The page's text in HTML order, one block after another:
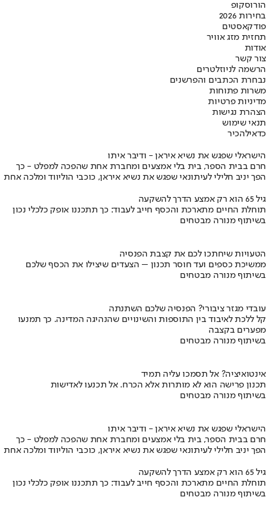
הורוסקופ
בחירות 2026
פודקאסטים
תחזית מזג אוויר
אודות
צור קשר
הרשמה לניוזלטרים
נבחרת הכתבים והפרשנים
משרות פתוחות
מדיניות פרטיות
הצהרת נגישות
תנאי שימוש
כדאילהכיר
הישראלי שפגש את נשיא איראן - ודיבר איתו
חרם בבית הספר, בית בלי אמצעים ומחברת אחת שהפכה למפלט - כך
הפך יניב חלילי לעיתונאי שפגש את נשיא איראן, כוכבי הוליווד ומלכה אחת
גיל 65 הוא רק אמצע הדרך להשקעה
תוחלת החיים מתארכת והכסף חייב לעבוד: כך תתכננו אופק כלכלי נכון
בשיתוף מנורה מבטחים
הטעויות שיחתכו לכם את קצבת הפנסיה
ממשיכת כספים ועד חוסר תכנון – הצעדים שיצילו את הכסף שלכם
בשיתוף מנורה מבטחים
עובדי מגזר ציבורי? הפנסיה שלכם השתנתה
קל ללכת לאיבוד בין התוספות והשינויים שהנהיגה המדינה. כך תמנעו
מפערים בקצבה
בשיתוף מנורה מבטחים
אינטואיציה? אל תסמכו עליה תמיד
תכנון פרישה הוא לא מותרות אלא הכרח. אל תכנעו לאדישות
בשיתוף מנורה מבטחים
הישראלי שפגש את נשיא איראן - ודיבר איתו
חרם בבית הספר, בית בלי אמצעים ומחברת אחת שהפכה למפלט - כך
הפך יניב חלילי לעיתונאי שפגש את נשיא איראן, כוכבי הוליווד ומלכה אחת
גיל 65 הוא רק אמצע הדרך להשקעה
תוחלת החיים מתארכת והכסף חייב לעבוד: כך תתכננו אופק כלכלי נכון
בשיתוף מנורה מבטחים